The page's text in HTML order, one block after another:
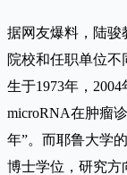
据网友爆料，陆骏
院校和任职单位
生于1973年，
microRNA在肿瘤
年”。而耶鲁大学
博士学位，研究方